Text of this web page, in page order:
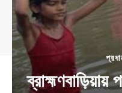
ব্রাহ্মণবাড়িয়ায়